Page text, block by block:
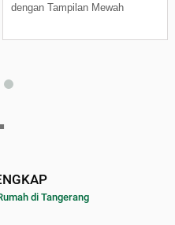
dengan Tampilan Mewah
di Tangerang